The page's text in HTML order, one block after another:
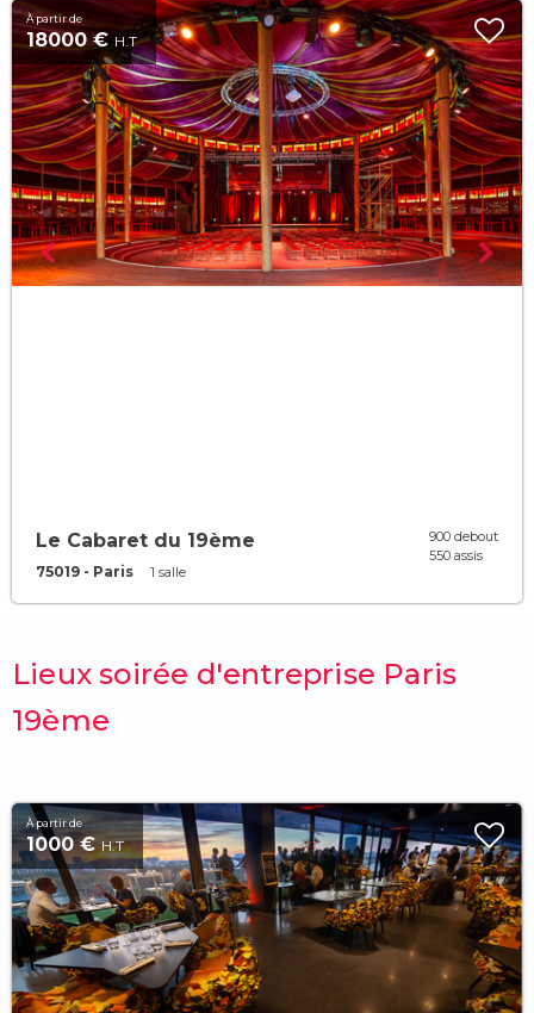
À partir de
18000 € H.T
Le Cabaret du 19ème
75019 - Paris 1 salle
900 debout
550 assis
Lieux soirée d'entreprise Paris
19ème
À partir de
1000 €H.T